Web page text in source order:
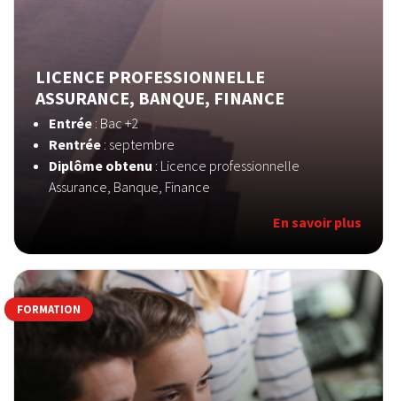
LICENCE PROFESSIONNELLE
ASSURANCE, BANQUE, FINANCE
Entrée : Bac +2
Rentrée : septembre
Diplôme obtenu : Licence professionnelle
Assurance, Banque, Finance
En savoir plus
FORMATION